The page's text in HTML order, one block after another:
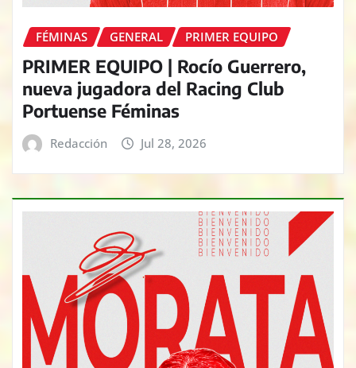
FÉMINAS GENERAL PRIMER EQUIPO
PRIMER EQUIPO | Rocío Guerrero,
nueva jugadora del Racing Club
Portuense Féminas
Redacción Jul 28, 2026